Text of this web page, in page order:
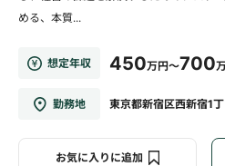
める、本質...
想定年収 450万円～700
勤務地 東京都新宿区西新宿1
お気に入りに追加